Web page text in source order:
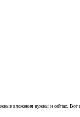
вложения нужны и сейчас. Вот